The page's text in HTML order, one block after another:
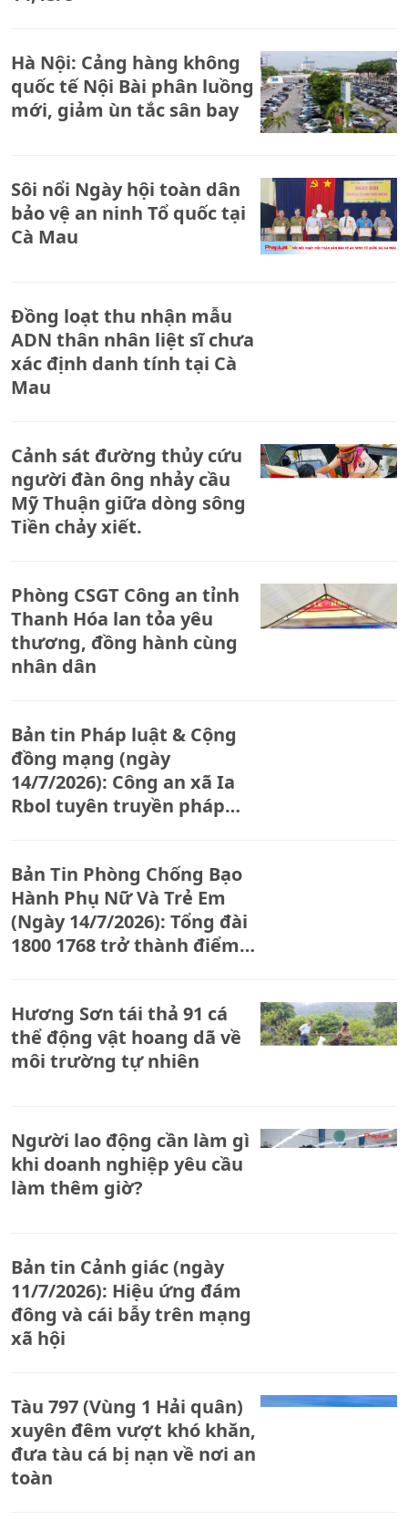
Hà Nội: Cảng hàng không
quốc tế Nội Bài phân luồng
mới, giảm ùn tắc sân bay
Sôi nổi Ngày hội toàn dân
bảo vệ an ninh Tổ quốc tại
Cà Mau
Đồng loạt thu nhận mẫu
ADN thân nhân liệt sĩ chưa
xác định danh tính tại Cà
Mau
Cảnh sát đường thủy cứu
người đàn ông nhảy cầu
Mỹ Thuận giữa dòng sông
Tiền chảy xiết.
Phòng CSGT Công an tỉnh
Thanh Hóa lan tỏa yêu
thương, đồng hành cùng
nhân dân
Bản tin Pháp luật & Cộng
đồng mạng (ngày
14/7/2026): Công an xã Ia
Rbol tuyên truyền pháp
Bản Tin Phòng Chống Bạo
Hành Phụ Nữ Và Trẻ Em
(Ngày 14/7/2026): Tổng đài
1800 1768 trở thành điểm
Hương Sơn tái thả 91 cá
thể động vật hoang dã về
môi trường tự nhiên
Người lao động cần làm gì
khi doanh nghiệp yêu cầu
làm thêm giờ?
Bản tin Cảnh giác (ngày
11/7/2026): Hiệu ứng đám
đông và cái bẫy trên mạng
xã hội
Tàu 797 (Vùng 1 Hải quân)
xuyên đêm vượt khó khăn,
đưa tàu cá bị nạn về nơi an
toàn